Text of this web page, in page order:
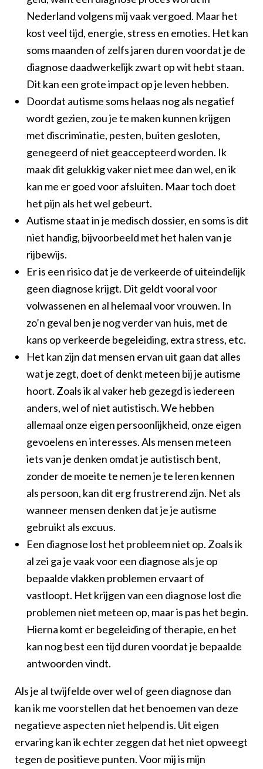
Nederland volgens mij vaak vergoed. Maar het
kost veel tijd, energie, stress en emoties. Het kan
soms maanden of zelfs jaren duren voordat je de
diagnose daadwerkelijk zwart op wit hebt staan.
Dit kan een grote impact op je leven hebben.
Doordat autisme soms helaas nog als negatief
wordt gezien, zou je te maken kunnen krijgen
met discriminatie, pesten, buiten gesloten,
genegeerd of niet geaccepteerd worden. Ik
maak dit gelukkig vaker niet mee dan wel, en ik
kan me er goed voor afsluiten. Maar toch doet
het pijn als het wel gebeurt.
Autisme staat in je medisch dossier, en soms is dit
niet handig, bijvoorbeeld met het halen van je
rijbewijs.
Er is een risico dat je de verkeerde of uiteindelijk
geen diagnose krijgt. Dit geldt vooral voor
volwassenen en al helemaal voor vrouwen. In
zo’n geval ben je nog verder van huis, met de
kans op verkeerde begeleiding, extra stress, etc.
Het kan zijn dat mensen ervan uit gaan dat alles
wat je zegt, doet of denkt meteen bij je autisme
hoort. Zoals ik al vaker heb gezegd is iedereen
anders, wel of niet autistisch. We hebben
allemaal onze eigen persoonlijkheid, onze eigen
gevoelens en interesses. Als mensen meteen
iets van je denken omdat je autistisch bent,
zonder de moeite te nemen je te leren kennen
als persoon, kan dit erg frustrerend zijn. Net als
wanneer mensen denken dat je je autisme
gebruikt als excuus.
Een diagnose lost het probleem niet op. Zoals ik
al zei ga je vaak voor een diagnose als je op
bepaalde vlakken problemen ervaart of
vastloopt. Het krijgen van een diagnose lost die
problemen niet meteen op, maar is pas het begin.
Hierna komt er begeleiding of therapie, en het
kan nog best een tijd duren voordat je bepaalde
antwoorden vindt.
Als je al twijfelde over wel of geen diagnose dan
kan ik me voorstellen dat het benoemen van deze
negatieve aspecten niet helpend is. Uit eigen
ervaring kan ik echter zeggen dat het niet opweegt
tegen de positieve punten. Voor mij is mijn